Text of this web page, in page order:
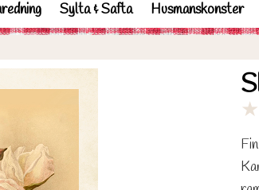
Sylta & Safta Husmanskonster
★